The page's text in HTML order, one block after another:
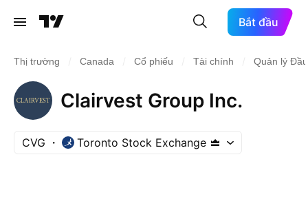
Bắt đầu
Thị trường Canada Cổ phiếu Tài chính Quản lý
Clairvest Group Inc.
CVG Toronto Stock Exchange